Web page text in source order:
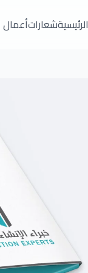
الرئيسيةشعاراتأعمال